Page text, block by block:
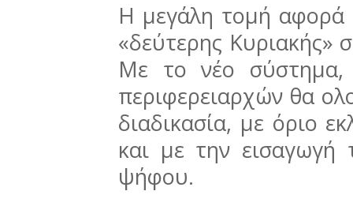
Η μεγάλη τομή αφορά
«δεύτερης Κυριακής»
Με το νέο σύστημα,
περιφερειαρχών θα
διαδικασία, με όριο
και με την εισαγωγή
ψήφου.